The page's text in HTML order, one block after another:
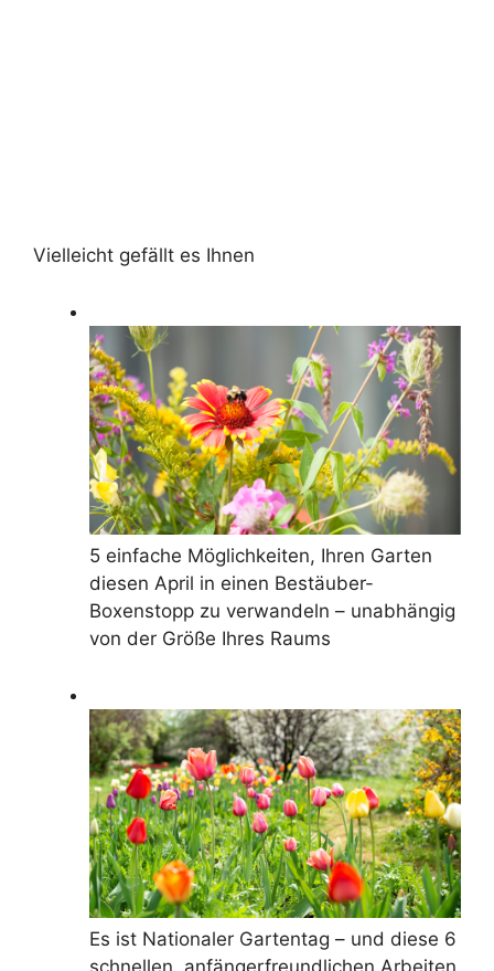
Vielleicht gefällt es Ihnen
5 einfache Möglichkeiten, Ihren Garten
diesen April in einen Bestäuber-
Boxenstopp zu verwandeln – unabhängig
von der Größe Ihres Raums
Es ist Nationaler Gartentag – und diese 6